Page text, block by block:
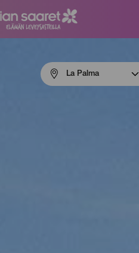
La Palma